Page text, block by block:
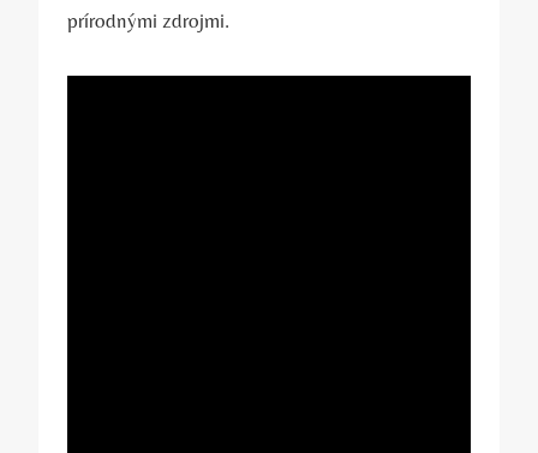
prírodnými ​zdrojmi.